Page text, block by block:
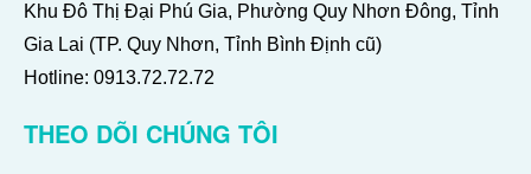
Khu Đô Thị Đại Phú Gia, Phường Quy Nhơn Đông, Tỉnh
Gia Lai (TP. Quy Nhơn, Tỉnh Bình Định cũ)
Hotline: 0913.72.72.72
THEO DÕI CHÚNG TÔI